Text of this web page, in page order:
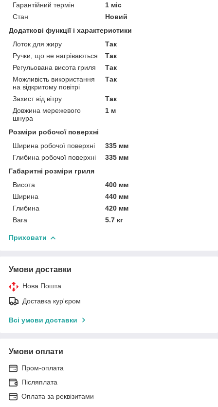
Гарантійний термін
1 міс
Стан
Новий
Додаткові функції і характеристики
Лоток для жиру
Так
Ручки, що не нагріваються
Так
Регульована висота гриля
Так
Можливість використання
на відкритому повітрі
Так
Захист від вітру
Так
Довжина мережевого
шнура
1 м
Розміри робочої поверхні
Ширина робочої поверхні
335 мм
Глибина робочої поверхні
335 мм
Габаритні розміри гриля
Висота
400 мм
Ширина
440 мм
Глибина
420 мм
Вага
5.7 кг
Приховати
Умови доставки
Нова Пошта
Доставка кур'єром
Всі умови доставки
Умови оплати
Пром-оплата
Післяплата
Оплата за реквізитами